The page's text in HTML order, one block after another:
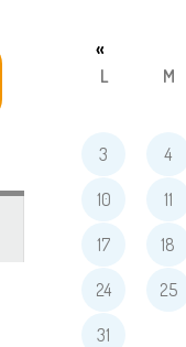
«
L M
3 4
10 11
17 18
24 25
31